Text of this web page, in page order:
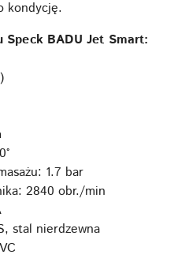
kondycję.
Speck BADU Jet Smart:
1.7 bar
2840 obr./min
stal nierdzewna